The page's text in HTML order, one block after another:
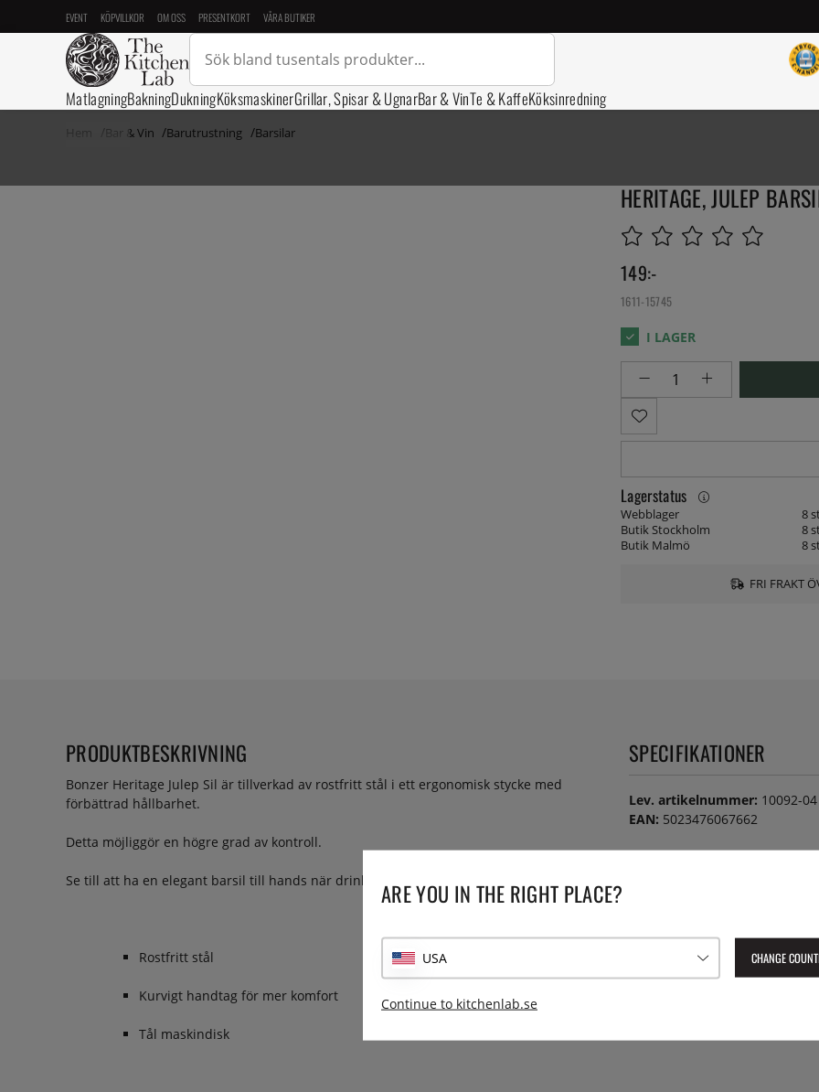
EVENT KÖPVILLKOR OM OSS PRESENTKORT VÅRA BUTIKER
MatlagningBakningDukningKöksmaskinerGrillar, Spisar & UgnarBar & VinTe & KaffeKöksinredning
Bar & Vin Barutrustning Barsilar
HERITAGE, JULEP
149:-
1611-15745
Lagerstatus
Webblager
8
Butik Stockholm
8
Butik Malmö
8
FRI FRAKT
PRODUKTBESKRIVNING
Bonzer Heritage Julep Sil är tillverkad av rostfritt stål i ett ergonomisk stycke med
förbättrad hållbarhet.
Detta möjliggör en högre grad av kontroll.
Se till att ha en elegant barsil till hands när drinkarna ska skakas.
Rostfritt stål
Kurvigt handtag för mer komfort
Tål maskindisk
SPECIFIKATIONER
Lev. artikelnummer: 10092-04
EAN: 5023476067662
ARE YOU IN THE RIGHT PLACE?
USA CHANGE
Continue to kitchenlab.se